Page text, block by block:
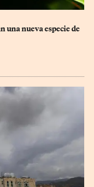
una nueva especie de